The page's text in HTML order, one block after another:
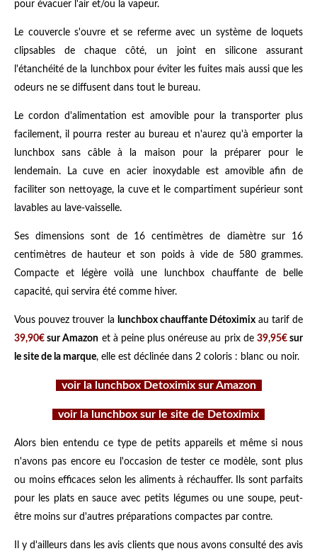
pour évacuer l'air et/ou la vapeur.
Le couvercle s'ouvre et se referme avec un système de loquets
clipsables de chaque côté, un joint en silicone assurant
l'étanchéité de la lunchbox pour éviter les fuites mais aussi que les
odeurs ne se diffusent dans tout le bureau.
Le cordon d'alimentation est amovible pour la transporter plus
facilement, il pourra rester au bureau et n'aurez qu'à emporter la
lunchbox sans câble à la maison pour la préparer pour le
lendemain. La cuve en acier inoxydable est amovible afin de
faciliter son nettoyage, la cuve et le compartiment supérieur sont
lavables au lave-vaisselle.
Ses dimensions sont de 16 centimètres de diamètre sur 16
centimètres de hauteur et son poids à vide de 580 grammes.
Compacte et légère voilà une lunchbox chauffante de belle
capacité, qui servira été comme hiver.
Vous pouvez trouver la lunchbox chauffante Détoximix au tarif de
39,90€ sur Amazon et à peine plus onéreuse au prix de 39,95€sur
le site de la marque, elle est déclinée dans 2 coloris : blanc ou noir.
voir la lunchbox Detoximix sur Amazon
voir la lunchbox sur le site de Detoximix
Alors bien entendu ce type de petits appareils et même si nous
n'avons pas encore eu l'occasion de tester ce modèle, sont plus
ou moins efficaces selon les aliments à réchauffer. Ils sont parfaits
pour les plats en sauce avec petits légumes ou une soupe, peut-
être moins sur d'autres préparations compactes par contre.
Il y d'ailleurs dans les avis clients que nous avons consulté des avis